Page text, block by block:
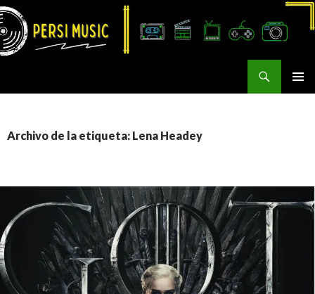
Archivo de la etiqueta: Lena Headey